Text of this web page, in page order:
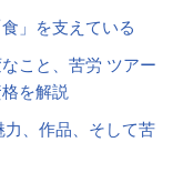
」を支えている
こと、苦労 ツアー
を解説
力、作品、そして苦